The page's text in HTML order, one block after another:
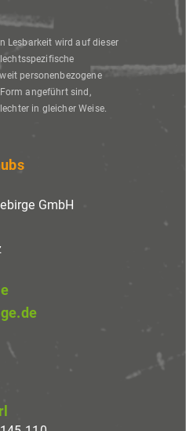
Lesbarkeit wird auf dieser
personenbezogene
angeführt sind,
in gleicher Weise.
GmbH